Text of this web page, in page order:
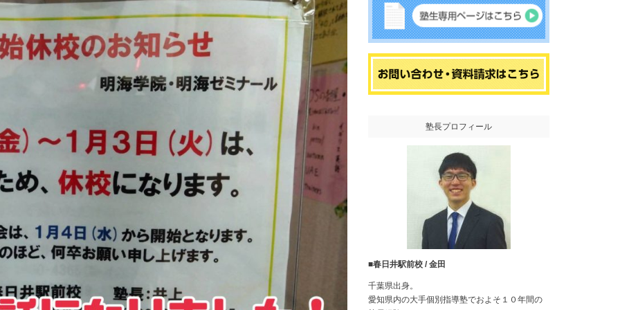
塾長プロフィール
■春日井駅前校 / 金田
千葉県出身。
愛知県内の大手個別指導塾でおよそ１０年間の